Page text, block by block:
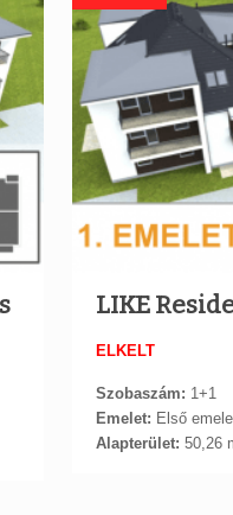
LIKE
ELKELT
Szobaszám: 1+1
Emelet: Első
Alapterület: 50,26